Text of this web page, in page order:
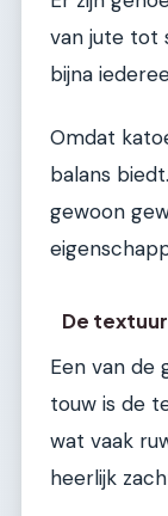
van jute tot
bijna
Omdat
balans
gewoon
De
Een van de
touw is de
wat vaak
heerlijk